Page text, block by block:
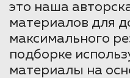
это наша
материалов для
максимального
подборке
материалы на